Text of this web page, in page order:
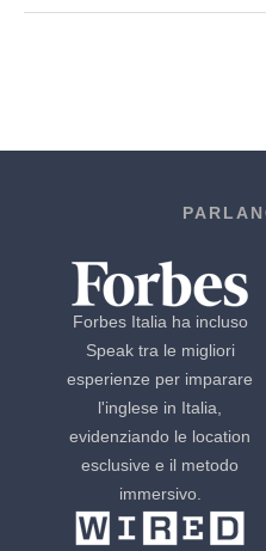
Forbes Italia ha incluso
Speak tra le migliori
esperienze per imparare
l'inglese in Italia,
evidenziando le location
esclusive e il metodo
immersivo.